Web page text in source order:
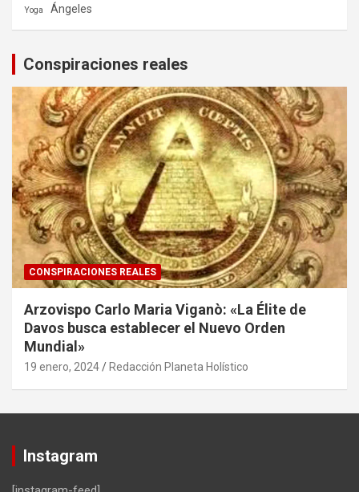
Yoga Ángeles
Conspiraciones reales
CONSPIRACIONES REALES
Arzovispo Carlo Maria Viganò: «La Élite de
Davos busca establecer el Nuevo Orden
Mundial»
19 enero, 2024 Redacción Planeta Holístico
Instagram